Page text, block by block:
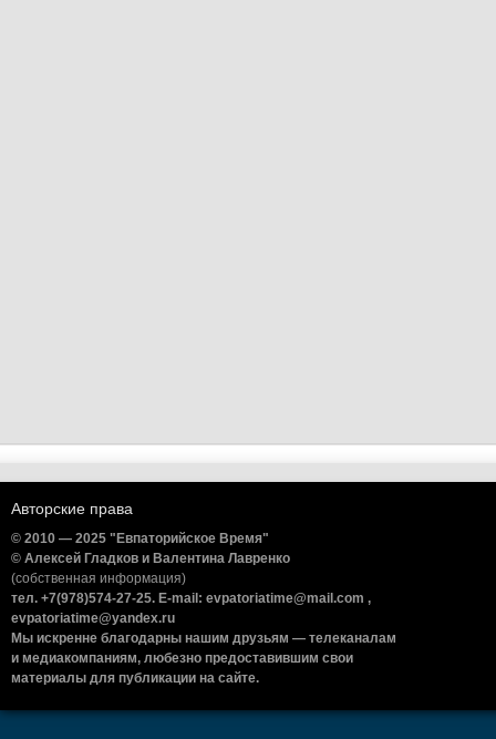
Авторские права
© 2010 — 2025 "Евпаторийское Время"
© Алексей Гладков и Валентина Лавренко
(собственная информация)
тел. +7(978)574-27-25. E-mail: evpatoriatime@mail.com ,
evpatoriatime@yandex.ru
Мы искренне благодарны нашим друзьям — телеканалам
и медиакомпаниям, любезно предоставившим свои
материалы для публикации на сайте.